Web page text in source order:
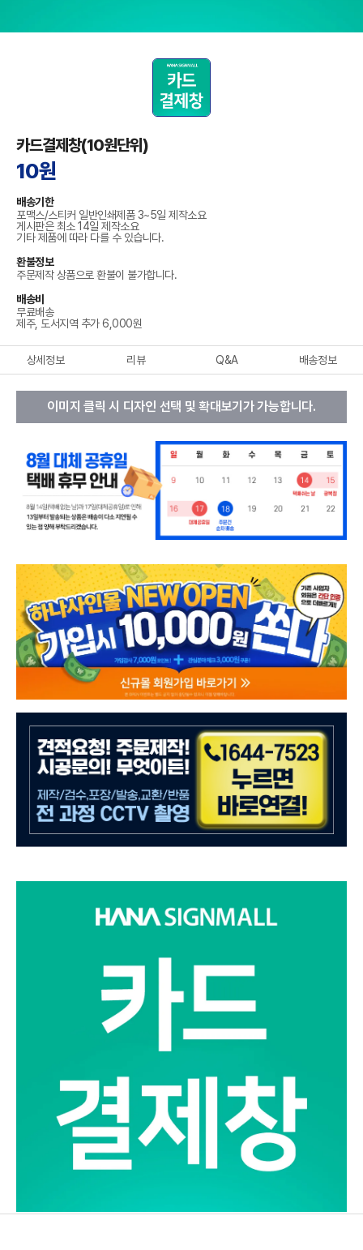
카드결제창(10원단위)
10원
배송기한
포맥스/스티커 일반인쇄제품 3~5일 제작소요
게시판은 최소 14일 제작소요
기타 제품에 따라 다를 수 있습니다.
환불정보
주문제작 상품으로 환불이 불가합니다.
배송비
무료배송
제주, 도서지역 추가 6,000원
상세정보 리뷰 Q&A 배송정보
이미지 클릭 시 디자인 선택 및 확대보기가 가능합니다.